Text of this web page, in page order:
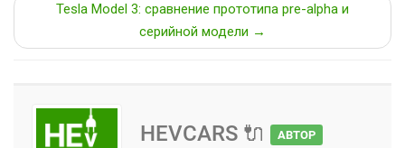
Tesla Model 3: сравнение прототипа pre-alpha и
серийной модели →
HEVCARS 🔌 АВТОР